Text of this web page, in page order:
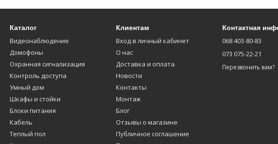
материалов, например, металлический каркас с деревянными ступенями или
лестницы бывают:
Каталог
Видеонаблюдение
Домофоны
Охранная сигнализация
Контроль доступа
Умный дом
Шкафы и стойки
Блоки питания
Кабель
Теплый пол
Клиентам
Вход в личный кабинет
О нас
Доставка и оплата
Новости
Контакты
Монтаж
Блог
Отзывы о магазине
Публичное соглашение
Контактная
068 403-80-83
073 075-22-21
Перезвонить вам?